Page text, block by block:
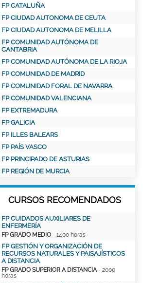
FP CATALUÑA
FP CIUDAD AUTONOMA DE CEUTA
FP CIUDAD AUTONOMA DE MELILLA
FP COMUNIDAD AUTÓNOMA DE
CANTABRIA
FP COMUNIDAD AUTÓNOMA DE LA RIOJA
FP COMUNIDAD DE MADRID
FP COMUNIDAD FORAL DE NAVARRA
FP COMUNIDAD VALENCIANA
FP EXTREMADURA
FP GALICIA
FP ILLES BALEARS
FP PAÍS VASCO
FP PRINCIPADO DE ASTURIAS
FP REGIÓN DE MURCIA
CURSOS RECOMENDADOS
FP CUIDADOS AUXILIARES DE
ENFERMERÍA
FP GRADO MEDIO - 1400 horas
FP GESTIÓN Y ORGANIZACIÓN DE
RECURSOS NATURALES Y PAISAJÍSTICOS
A DISTANCIA
FP GRADO SUPERIOR A DISTANCIA- 2000
horas